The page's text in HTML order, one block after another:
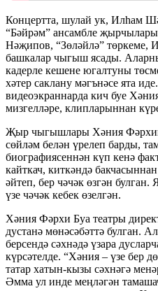
Концертта, шулай ук, Илһам
“Бәйрәм” ансамбле
Нәҗипов, “Зөләйлә” төркеме,
башкалар чыгыш ясады.
кадерле кешене югалтуны
хәтер саклану мәгънәсе ята
видеоэкраннарда кич буе
мизгелләре, клипларыннан
Җыр чыгышлары Хәния
сөйләм белән үрелеп барды,
биографиясеннән күп кенә
кайткач, киткәндә
әйтеп, бер чәчәк өзгән булган.
үзе чәчәк кебек өзелгән.
Хәния Фәрхи Буа театры
дустанә мөнәсәбәттә булган.
берсендә сәхнәдә үзара
күрсәтелде. “Хәния – үзе бер
татар хатын-кызы сәхнәгә
Әмма ул инде меңләгән